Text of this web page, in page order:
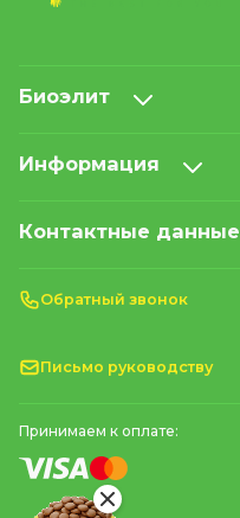
Биоэлит
Информация
Контактные данные
Обратный звонок
Письмо руководству
Принимаем к оплате: